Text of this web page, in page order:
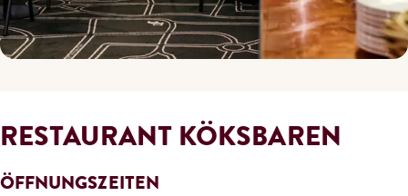
RESTAURANT KÖKSBAREN
ÖFFNUNGSZEITEN